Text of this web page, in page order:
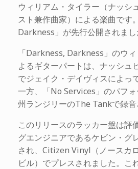
ウィリアム・タイラー（ナッシ
スト兼作曲家）による楽曲です
Darkness」が先行公開されまし
「Darkness, Darkness」のウ
よるギターパートは、ナッシュ
でジェイク・デイヴィスによっ
一方、「No Services」のパフ
州ランジリーのThe Tankで録音
このリリースのラッカー盤は評
グエンジニアであるケビン・グ
され、Citizen Vinyl（ノースカ
ビル）でプレスされました。こ